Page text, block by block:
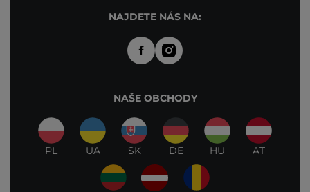
NAJDETE NÁS NA:
NAŠE OBCHODY
PL UA SK DE HU AT